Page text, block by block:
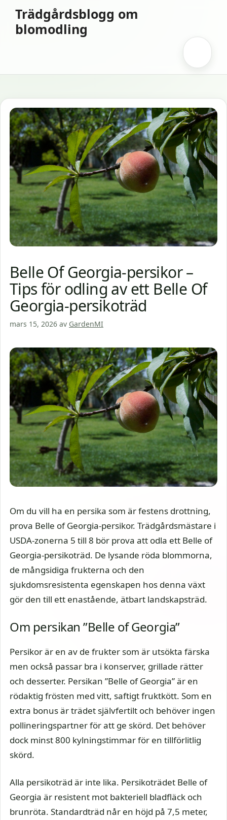
innehåll
Trädgårdsblogg om
blomodling
Belle Of Georgia-persikor –
Tips för odling av ett Belle Of
Georgia-persikoträd
mars 15, 2026 av GardenMI
Om du vill ha en persika som är festens drottning,
prova Belle of Georgia-persikor. Trädgårdsmästare i
USDA-zonerna 5 till 8 bör prova att odla ett Belle of
Georgia-persikoträd. De lysande röda blommorna,
de mångsidiga frukterna och den
sjukdomsresistenta egenskapen hos denna växt
gör den till ett enastående, ätbart landskapsträd.
Om persikan ”Belle of Georgia”
Persikor är en av de frukter som är utsökta färska
men också passar bra i konserver, grillade rätter
och desserter. Persikan ”Belle of Georgia” är en
rödaktig frösten med vitt, saftigt fruktkött. Som en
extra bonus är trädet självfertilt och behöver ingen
pollineringspartner för att ge skörd. Det behöver
dock minst 800 kylningstimmar för en tillförlitlig
skörd.
Alla persikoträd är inte lika. Persikoträdet Belle of
Georgia är resistent mot bakteriell bladfläck och
brunröta. Standardträd når en höjd på 7,5 meter,